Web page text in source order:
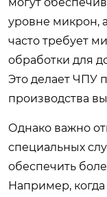
уровне микрон,
часто требует
обработки для
Это делает ЧПУ
производства
Однако важно
специальных
обеспечить
Например,